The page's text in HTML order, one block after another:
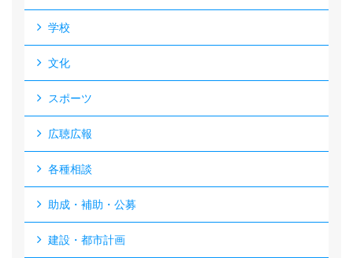
学校
文化
スポーツ
広聴広報
各種相談
助成・補助・公募
建設・都市計画